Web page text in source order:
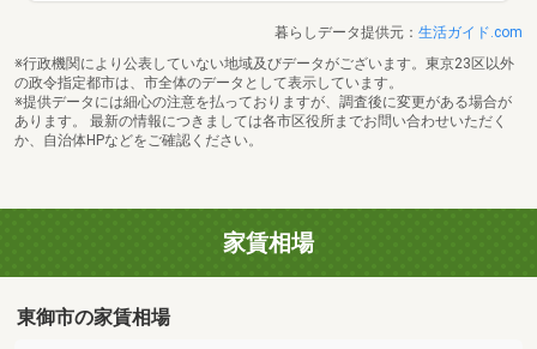
暮らしデータ提供元： 生活ガイド.com
※行政機関により公表していない地域及びデータがございます。東京23区以外
の政令指定都市は、市全体のデータとして表示しています。
※提供データには細心の注意を払っておりますが、調査後に変更がある場合が
あります。 最新の情報につきましては各市区役所までお問い合わせいただく
か、自治体HPなどをご確認ください。
家賃相場
東御市の家賃相場